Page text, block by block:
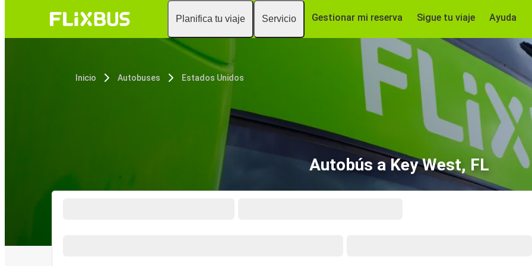
Planifica tu viaje Servicio Gestionar mi reserva Sigue tu viaje Ayuda
Inicio Autobuses Estados Unidos
Autobús a Key West, FL